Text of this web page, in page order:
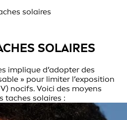
solaires
SOLAIRES
implique d’adopter des
» pour limiter l’exposition
nocifs. Voici des moyens
taches solaires :